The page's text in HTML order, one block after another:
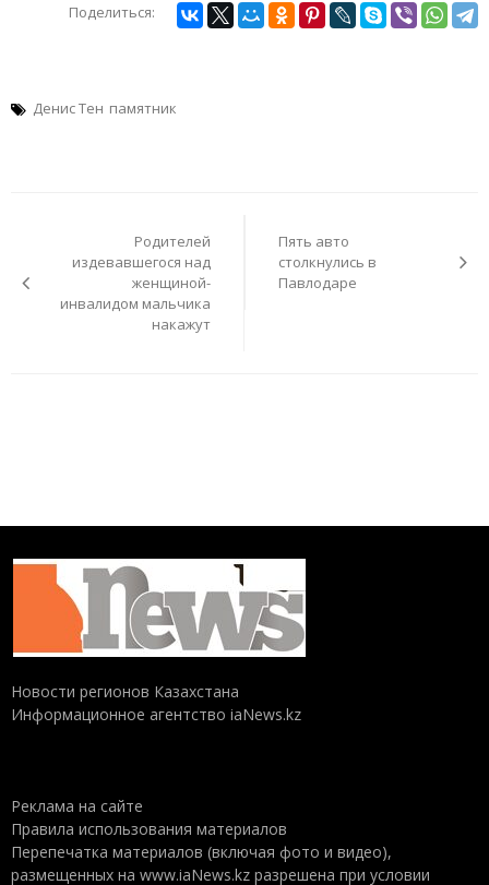
Поделиться:
Денис Тен памятник
Родителей
издевавшегося над
женщиной-
инвалидом мальчика
накажут
Пять авто
столкнулись в
Павлодаре
Новости регионов Казахстана
Информационное агентство iaNews.kz
Реклама на сайте
Правила использования материалов
Перепечатка материалов (включая фото и видео),
размещенных на www.iaNews.kz разрешена при условии